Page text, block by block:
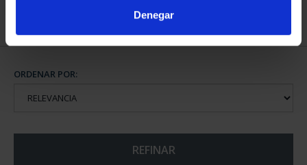
Denegar
ORDENAR POR:
REFINAR